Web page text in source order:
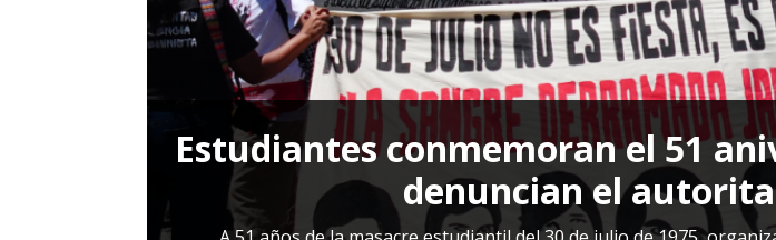
Estudiantes conmemoran el 51
denuncian el